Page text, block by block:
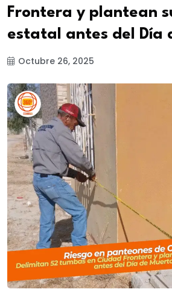
Frontera y plantean
estatal antes del Día
Octubre 26, 2025